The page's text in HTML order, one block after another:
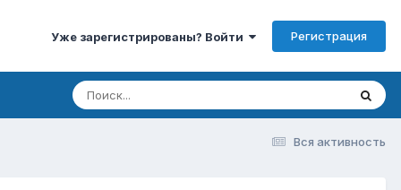
Уже зарегистрированы? Войти Регистрация
Вся активность